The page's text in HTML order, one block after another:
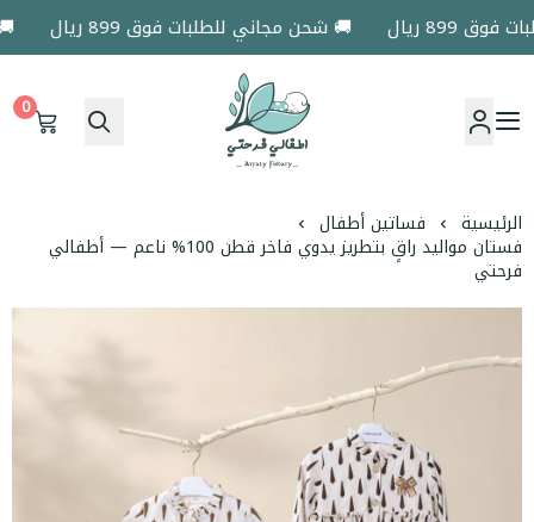
899 ريال 🚚 شحن مجاني للطلبات فوق 899 ريال
اطفالي فرحتي
0
الرئيسية فساتين أطفال
فستان مواليد راقٍ بتطريز يدوي فاخر قطن 100% ناعم — أطفالي
فرحتي